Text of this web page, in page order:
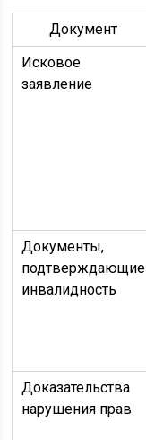
Документ
Исковое
заявление
Документы,
подтверждающие
инвалидность
Доказательства
нарушения прав